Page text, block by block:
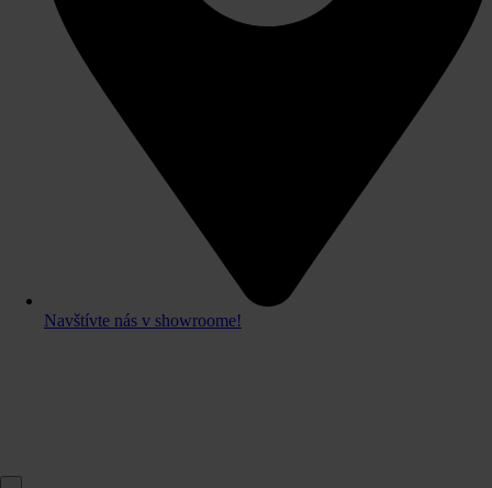
Navštívte nás v showroome!